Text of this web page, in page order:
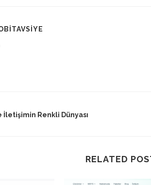
İletişimin Renkli Dünyası
RELATED